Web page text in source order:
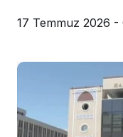
17 Temmuz 2026 -